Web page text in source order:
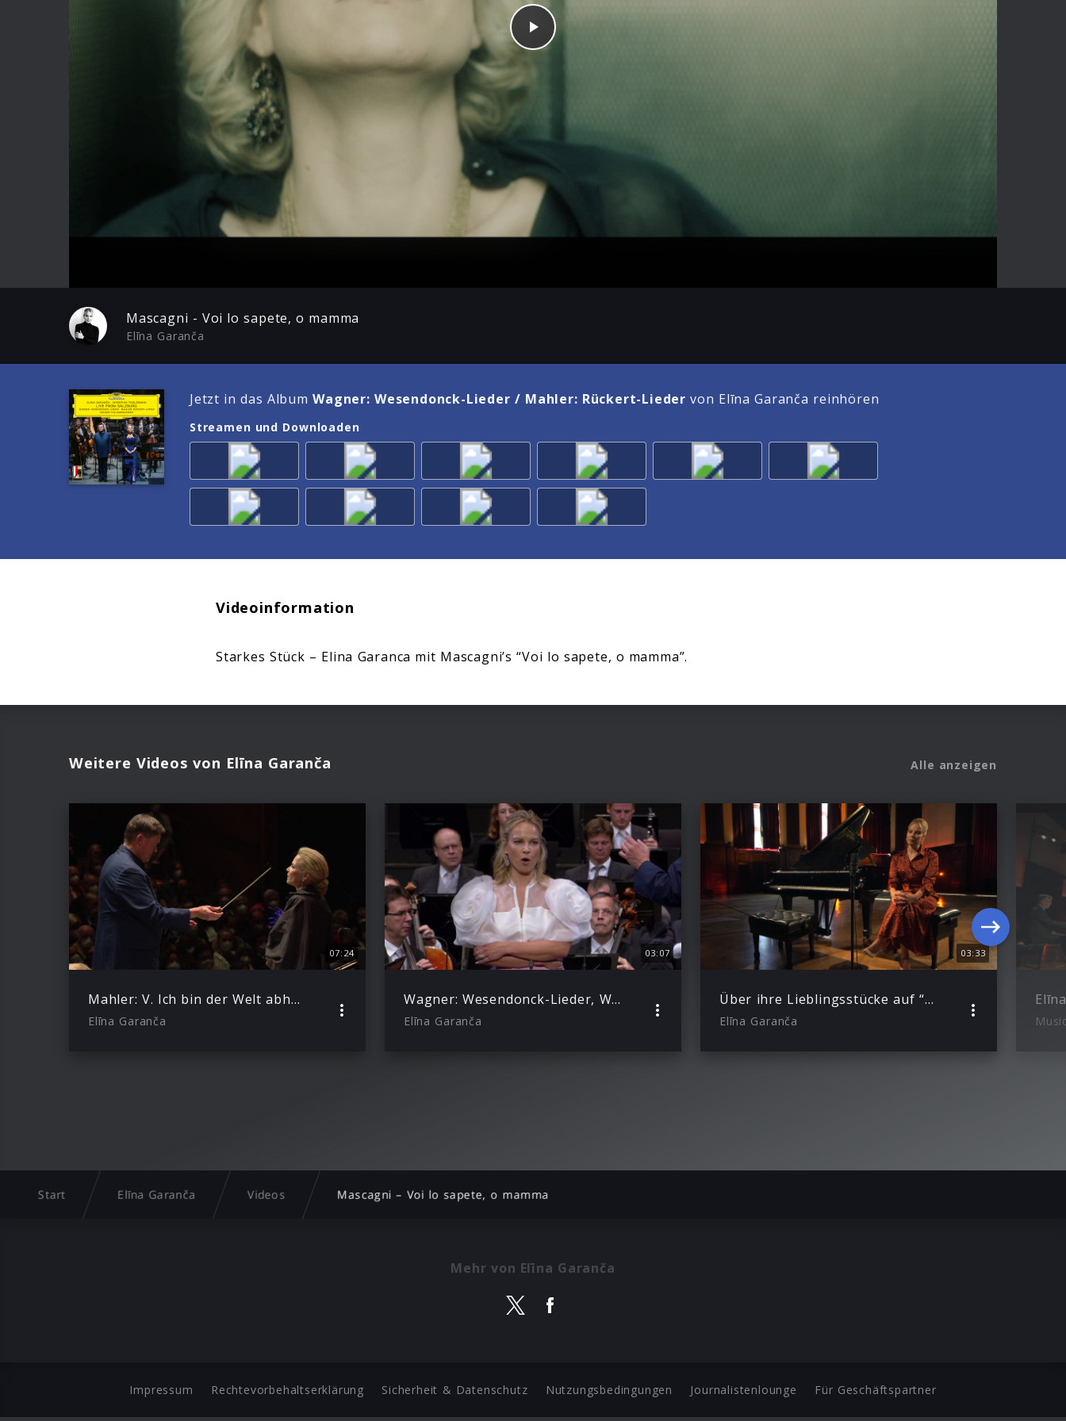
Play Mute
Enter
Play
Mascagni - Voi lo sapete, o mamma
Elīna Garanča
Jetzt in das AlbumWagner: Wesendonck-Lieder / Mahler: Rückert-Lieder von Elīna Garanča reinhören
Streamen und Downloaden
Videoinformation
Starkes Stück – Elina Garanca mit Mascagni’s “Voi lo sapete, o mamma”.
Weitere Videos von Elīna Garanča Alle anzeigen
07:24
Mahler: V. Ich bin der Welt abhanden gekommen [Rückert-Lieder] (with Christian Thielemann)
Elīna Garanča
03:07
Wagner: Wesendonck-Lieder, WWV 91 – III. Im Treibhaus (with Christian Thielemann)
Elīna Garanča
03:33
Über ihre Lieblingsstücke auf “Lieder”
Elīna Garanča
Start Elīna Garanča Videos Mascagni – Voi lo sapete, o mamma
Mehr von Elīna Garanča
Impressum Rechtevorbehaltserklärung Sicherheit & Datenschutz Nutzungsbedingungen Journalistenlounge Für Geschäftspartner